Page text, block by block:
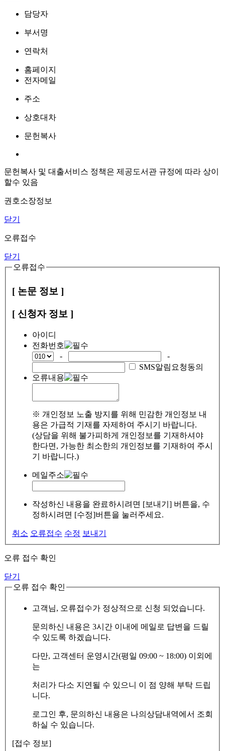
담당자
부서명
연락처
홈페이지
전자메일
주소
상호대차
문헌복사
문헌복사 및 대출서비스 정책은 제공도서관 규정에 따라 상이
할수 있음
권호소장정보
닫기
오류접수
닫기
오류접수
[ 논문 정보 ]
[ 신청자 정보 ]
아이디
전화번호
-
-
SMS알림요청동의
오류내용
※ 개인정보 노출 방지를 위해 민감한 개인정보 내
용은 가급적 기재를 자제하여 주시기 바랍니다.
(상담을 위해 불가피하게 개인정보를 기재하셔야
한다면, 가능한 최소한의 개인정보를 기재하여 주시
기 바랍니다.)
메일주소
작성하신 내용을 완료하시려면 [보내기] 버튼을, 수
정하시려면 [수정]버튼을 눌러주세요.
취소 오류접수 수정 보내기
오류 접수 확인
닫기
오류 접수 확인
고객님, 오류접수가 정상적으로 신청 되었습니다.
문의하신 내용은 3시간 이내에 메일로 답변을 드릴
수 있도록 하겠습니다.
다만, 고객센터 운영시간(평일 09:00 ~ 18:00) 이외에
는
처리가 다소 지연될 수 있으니 이 점 양해 부탁 드립
니다.
로그인 후, 문의하신 내용은 나의상담내역에서 조회
하실 수 있습니다.
[접수 정보]